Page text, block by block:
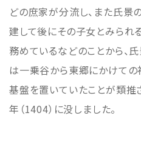
どの庶家が分流し、また氏
建して後にその子女とみら
務めているなどのことから、
は一乗谷から東郷にかけて
基盤を置いていたことが類推
年（1404）に没しました。